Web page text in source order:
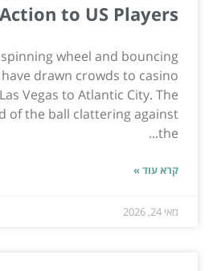
Action to US Players
wheel and bouncing
drawn crowds to casino
Vegas to Atlantic City. The
of the ball clattering against
the...
קרא עוד »
מאי 24, 2026